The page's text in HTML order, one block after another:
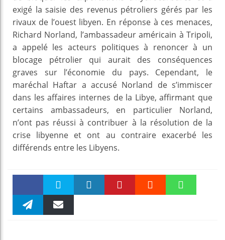
exigé la saisie des revenus pétroliers gérés par les
rivaux de l’ouest libyen. En réponse à ces menaces,
Richard Norland, l’ambassadeur américain à Tripoli,
a appelé les acteurs politiques à renoncer à un
blocage pétrolier qui aurait des conséquences
graves sur l’économie du pays. Cependant, le
maréchal Haftar a accusé Norland de s’immiscer
dans les affaires internes de la Libye, affirmant que
certains ambassadeurs, en particulier Norland,
n’ont pas réussi à contribuer à la résolution de la
crise libyenne et ont au contraire exacerbé les
différends entre les Libyens.
Faceboo Twitter